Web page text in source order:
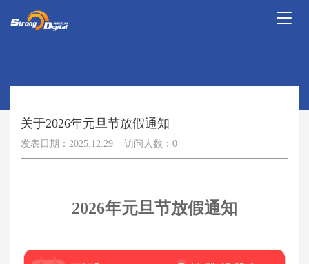
关于2026年元旦节放假通知
发表日期：2025.12.29 访问人数：0
2026年元旦节放假通知